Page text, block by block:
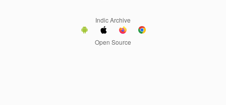
Indic Archive
Open Source